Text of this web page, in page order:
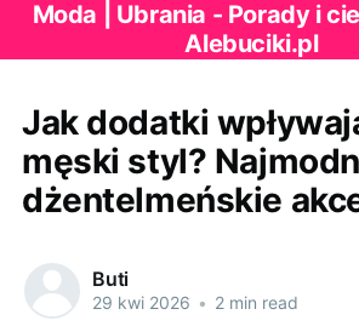
Moda | Ubrania - Porady i
Alebuciki.pl
Jak dodatki
męski styl?
dżentelmeńskie
Buti
29 kwi 2026 • 2 min read